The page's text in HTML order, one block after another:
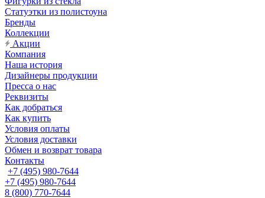
Статуэтки из полистоуна
Бренды
Коллекции
Акции
Компания
Наша история
Дизайнеры продукции
Пресса о нас
Реквизиты
Как добраться
Как купить
Условия оплаты
Условия доставки
Обмен и возврат товара
Контакты
+7 (495) 980-7644
+7 (495) 980-7644
8 (800) 770-7644